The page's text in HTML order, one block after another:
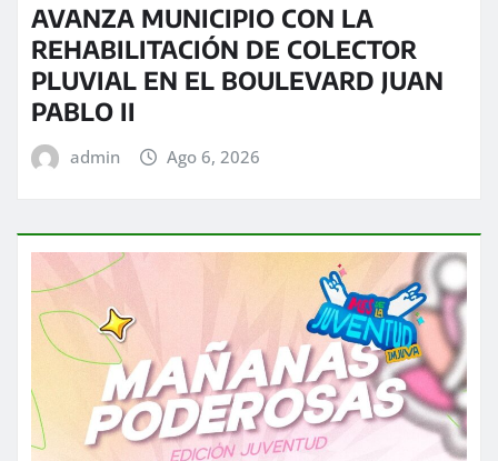
AVANZA MUNICIPIO CON LA
REHABILITACIÓN DE COLECTOR
PLUVIAL EN EL BOULEVARD JUAN
PABLO II
admin Ago 6, 2026